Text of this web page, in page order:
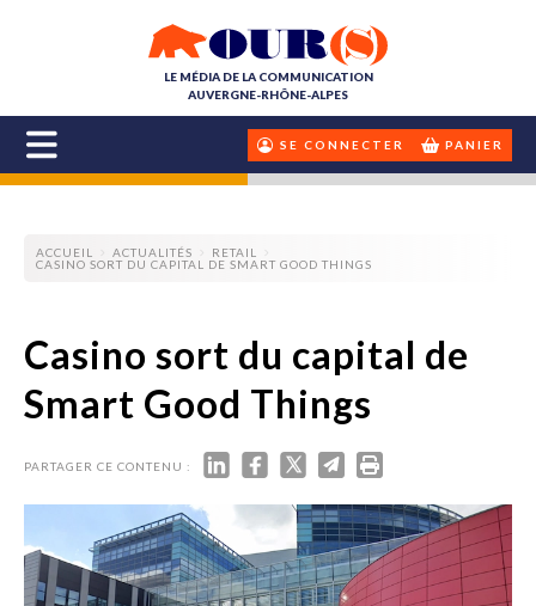
LE MÉDIA DE LA COMMUNICATION
AUVERGNE-RHÔNE-ALPES
SE CONNECTER PANIER
ACCUEIL ACTUALITÉS
RETAIL
CASINO SORT DU CAPITAL DE SMART GOOD THINGS
Casino sort du capital de
Smart Good Things
PARTAGER CE CONTENU :